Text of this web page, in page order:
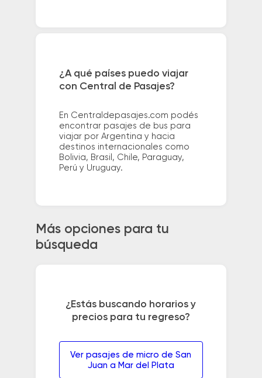
¿A qué países puedo viajar
con Central de Pasajes?
En Centraldepasajes.com podés
encontrar pasajes de bus para
viajar por Argentina y hacia
destinos internacionales como
Bolivia, Brasil, Chile, Paraguay,
Perú y Uruguay.
Más opciones para tu
búsqueda
¿Estás buscando horarios y
precios para tu regreso?
Ver pasajes de micro de San
Juan a Mar del Plata